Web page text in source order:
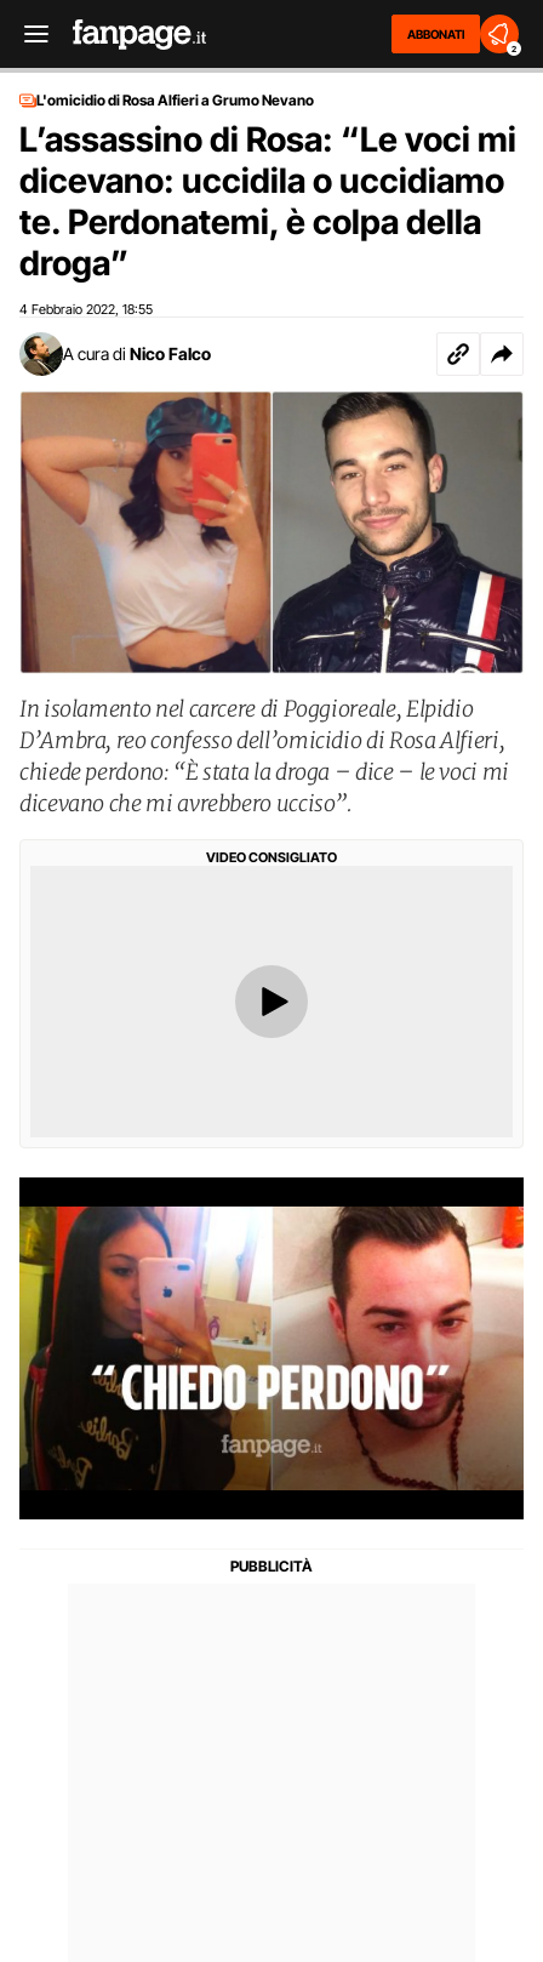
ABBONATI
2
L'omicidio di Rosa Alfieri a Grumo Nevano
L’assassino di Rosa: “Le voci mi
dicevano: uccidila o uccidiamo
te. Perdonatemi, è colpa della
droga”
4 Febbraio 2022 18:55
A cura di Nico Falco
In isolamento nel carcere di Poggioreale, Elpidio
D’Ambra, reo confesso dell’omicidio di Rosa Alfieri,
chiede perdono: “È stata la droga – dice – le voci mi
dicevano che mi avrebbero ucciso”.
VIDEO CONSIGLIATO